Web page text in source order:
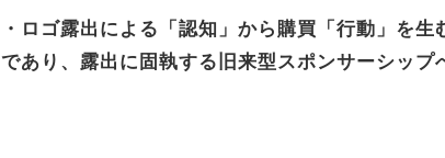
・ロゴ露出による「認知」から購買「行動」を
であり、露出に固執する旧来型スポンサーシップ